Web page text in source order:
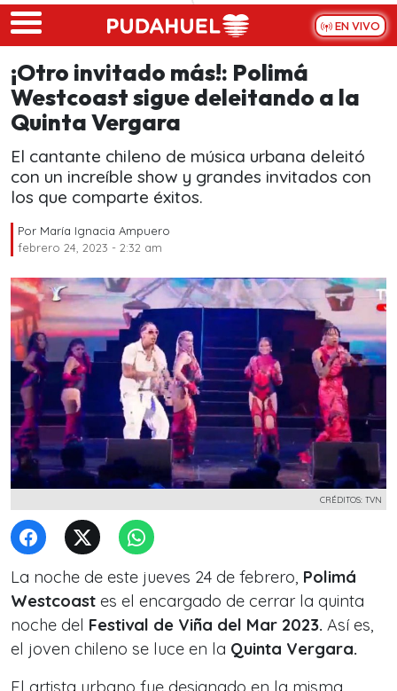
Skip to main content
EN VIVO
¡Otro invitado más!: Polimá
Westcoast sigue deleitando a la
Quinta Vergara
El cantante chileno de música urbana deleitó
con un increíble show y grandes invitados con
los que comparte éxitos.
Por María Ignacia Ampuero
febrero 24, 2023 - 2:32 am
CRÉDITOS: TVN
La noche de este jueves 24 de febrero, Polimá
Westcoast es el encargado de cerrar la quinta
noche del Festival de Viña del Mar 2023. Así es,
el joven chileno se luce en la Quinta Vergara.